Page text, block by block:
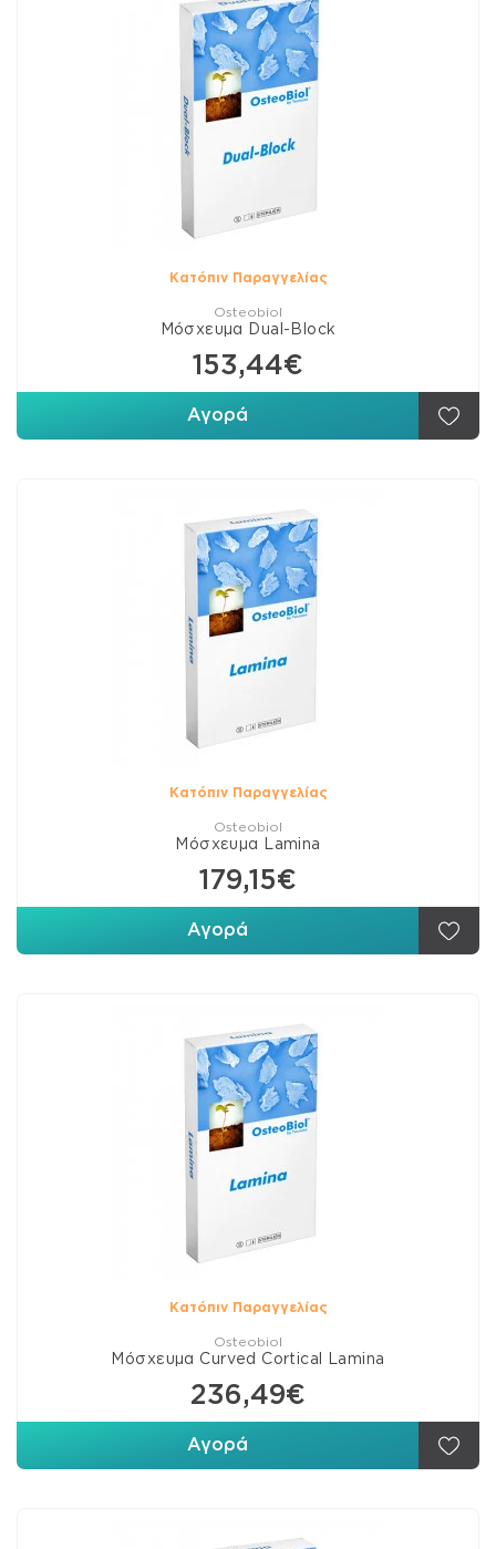
Κατόπιν Παραγγελίας
Osteobiol
Μόσχευμα Dual-Block
153,44€
Αγορά
Κατόπιν Παραγγελίας
Osteobiol
Μόσχευμα Lamina
179,15€
Αγορά
Κατόπιν Παραγγελίας
Osteobiol
Μόσχευμα Curved Cortical Lamina
236,49€
Αγορά